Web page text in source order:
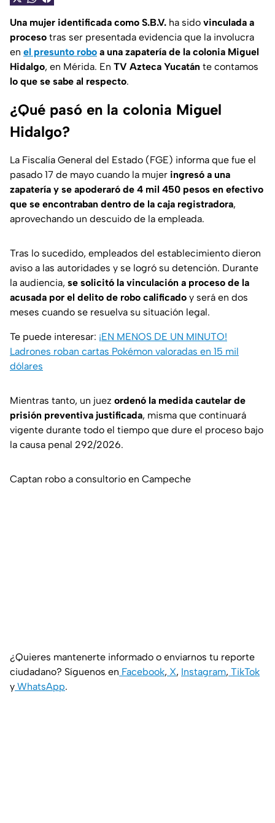
Una mujer identificada como S.B.V. ha sido vinculada a
proceso tras ser presentada evidencia que la involucra
en el presunto robo a una zapatería de la colonia Miguel
Hidalgo, en Mérida. En TV Azteca Yucatán te contamos
lo que se sabe al respecto.
¿Qué pasó en la colonia Miguel
Hidalgo?
La Fiscalía General del Estado (FGE) informa que fue el
pasado 17 de mayo cuando la mujer ingresó a una
zapatería y se apoderaró de 4 mil 450 pesos en efectivo
que se encontraban dentro de la caja registradora,
aprovechando un descuido de la empleada.
Tras lo sucedido, empleados del establecimiento dieron
aviso a las autoridades y se logró su detención. Durante
la audiencia, se solicitó la vinculación a proceso de la
acusada por el delito de robo calificado y será en dos
meses cuando se resuelva su situación legal.
Te puede interesar: ¡EN MENOS DE UN MINUTO!
Ladrones roban cartas Pokémon valoradas en 15 mil
dólares
Mientras tanto, un juez ordenó la medida cautelar de
prisión preventiva justificada, misma que continuará
vigente durante todo el tiempo que dure el proceso bajo
la causa penal 292/2026.
Captan robo a consultorio en Campeche
¿Quieres mantenerte informado o enviarnos tu reporte
ciudadano? Síguenos en Facebook, X, Instagram, TikTok
y WhatsApp.